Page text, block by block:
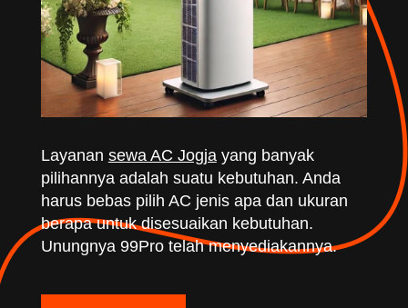
Layanan sewa AC Jogjayang banyak
pilihannya adalah suatu kebutuhan. Anda
harus bebas pilih AC jenis apa dan ukuran
berapa untuk disesuaikan kebutuhan.
Unungnya 99Pro telah menyediakannya.